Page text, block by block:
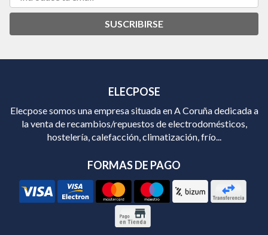
SUSCRIBIRSE
ELECPOSE
Elecpose somos una empresa situada en A Coruña dedicada a
la venta de recambios/repuestos de electrodomésticos,
hostelería, calefacción, climatización, frío...
FORMAS DE PAGO